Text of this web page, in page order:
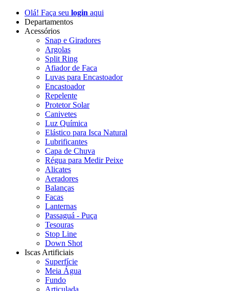
Olá! Faça seu login aqui
Departamentos
Acessórios
Snap e Giradores
Argolas
Split Ring
Afiador de Faca
Luvas para Encastoador
Encastoador
Repelente
Protetor Solar
Canivetes
Luz Química
Elástico para Isca Natural
Lubrificantes
Capa de Chuva
Régua para Medir Peixe
Alicates
Aeradores
Balanças
Facas
Lanternas
Passaguá - Puça
Tesouras
Stop Line
Down Shot
Iscas Artificiais
Superfície
Meia Água
Fundo
Articulada